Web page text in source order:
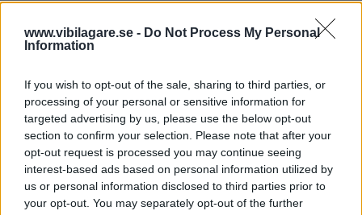
www.vibilagare.se - Do Not Process My Personal
Information
If you wish to opt-out of the sale, sharing to third parties, or
processing of your personal or sensitive information for
targeted advertising by us, please use the below opt-out
section to confirm your selection. Please note that after your
opt-out request is processed you may continue seeing
interest-based ads based on personal information utilized by
us or personal information disclosed to third parties prior to
your opt-out. You may separately opt-out of the further
turkiska ”folkelbilen” –
ska säljas i Europa
NYHETER 12 augusti 2020
Turkiets nya elbilsmärke ska sälja
rimligt prissatta bilar i flera europeiska länder. Priserna ska
börja på 22 000 euro.
4 kommentarer Gasa (49) Bromsa (18)